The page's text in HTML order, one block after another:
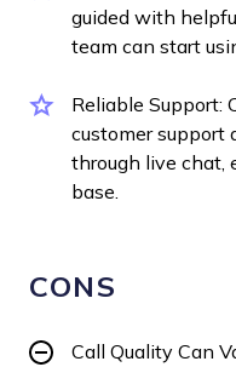
guided with
team can start
Reliable Support:
customer support
through live chat,
base.
CONS
Call Quality Can